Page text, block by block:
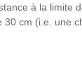
à la limite
cm (i.e. une